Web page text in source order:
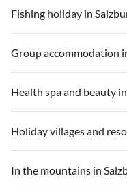
Fishing holiday in
Group accommodation
Health spa and beauty
Holiday villages and
In the mountains in